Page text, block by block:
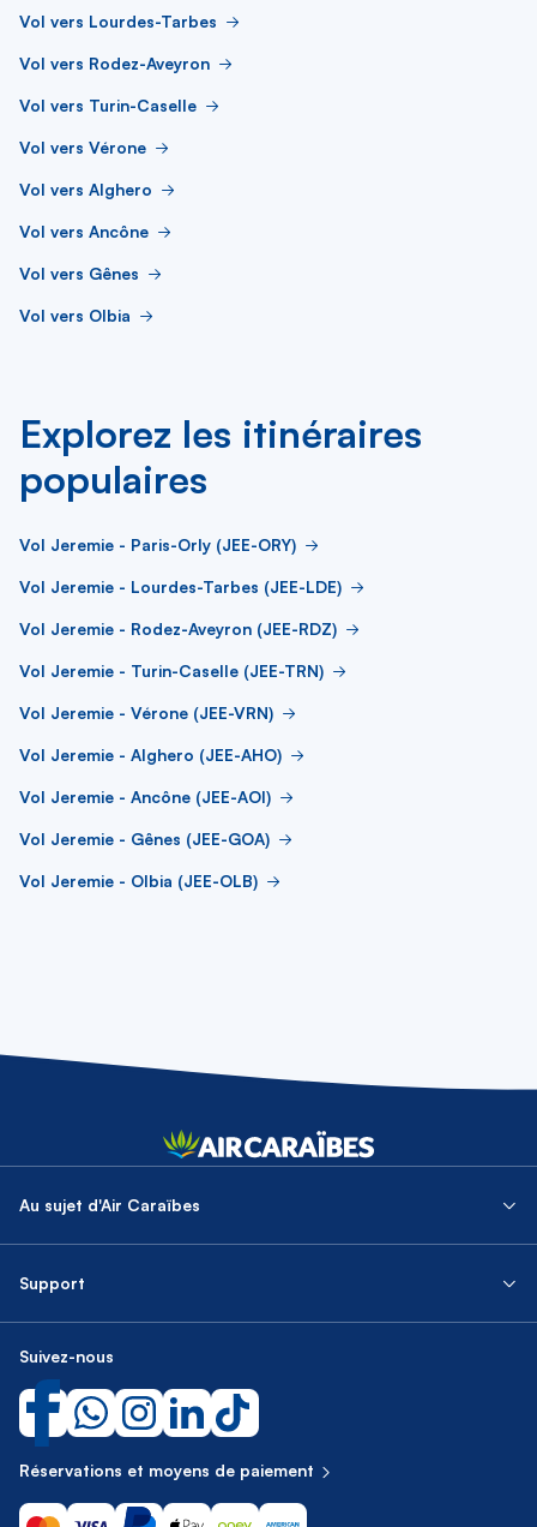
Vol vers Lourdes-Tarbes
Vol vers Rodez-Aveyron
Vol vers Turin-Caselle
Vol vers Vérone
Vol vers Alghero
Vol vers Ancône
Vol vers Gênes
Vol vers Olbia
Explorez les itinéraires
populaires
Vol Jeremie - Paris-Orly (JEE-ORY)
Vol Jeremie - Lourdes-Tarbes (JEE-LDE)
Vol Jeremie - Rodez-Aveyron (JEE-RDZ)
Vol Jeremie - Turin-Caselle (JEE-TRN)
Vol Jeremie - Vérone (JEE-VRN)
Vol Jeremie - Alghero (JEE-AHO)
Vol Jeremie - Ancône (JEE-AOI)
Vol Jeremie - Gênes (JEE-GOA)
Vol Jeremie - Olbia (JEE-OLB)
Au sujet d'Air Caraïbes
Support
Suivez-nous
Réservations et moyens de paiement